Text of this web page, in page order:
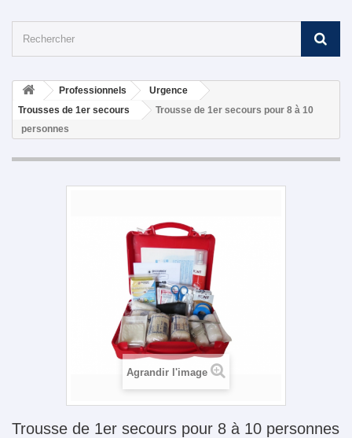
Professionnels
Urgence
Trousses de 1er secours
Trousse de 1er secours pour 8 à 10
personnes
Agrandir l'image
Trousse de 1er secours pour 8 à 10 personnes